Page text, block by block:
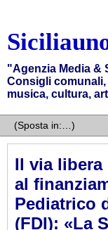
"Agenzia Media &
Consigli
musica, cultura,
Il via
al
Pediatrico
(FDI): «La